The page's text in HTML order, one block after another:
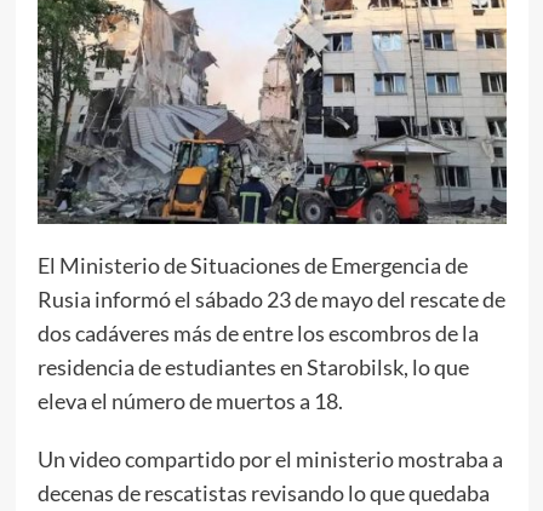
El Ministerio de Situaciones de Emergencia de
Rusia informó el sábado 23 de mayo del rescate de
dos cadáveres más de entre los escombros de la
residencia de estudiantes en Starobilsk, lo que
eleva el número de muertos a 18.
Un video compartido por el ministerio mostraba a
decenas de rescatistas revisando lo que quedaba